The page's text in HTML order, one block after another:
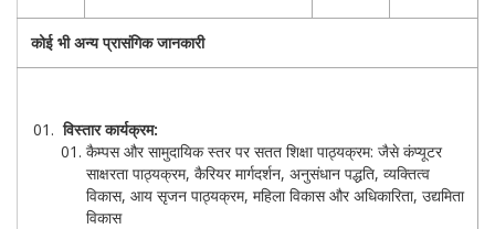
कोई भी अन्य प्रासंगिक जानकारी
विस्तार कार्यक्रम:
कैम्पस और सामुदायिक स्तर पर सतत शिक्षा पाठ्यक्रम: जैसे कंप्यूटर
साक्षरता पाठ्यक्रम, कैरियर मार्गदर्शन, अनुसंधान पद्धति, व्यक्तित्व
विकास, आय सृजन पाठ्यक्रम, महिला विकास और अधिकारिता, उद्यमिता
विकास